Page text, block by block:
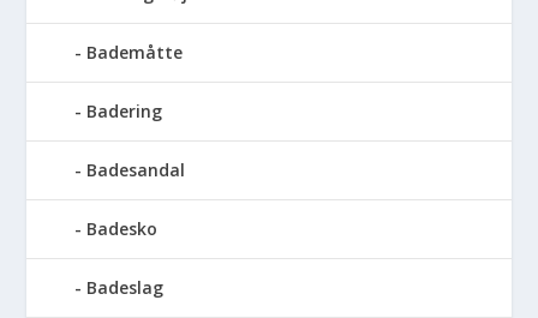
Bademåtte
Badering
Badesandal
Badesko
Badeslag